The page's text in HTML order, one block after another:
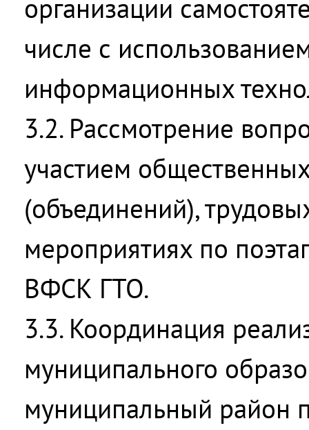
организации
числе с
информационных
3.2. Рассмотрение
участием
(объединений),
мероприятиях по
ВФСК ГТО.
3.3. Координация
муниципального
муниципальный район